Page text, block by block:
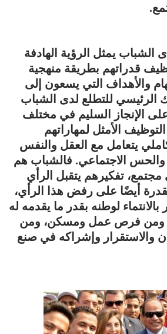
الشباب يمثل الرؤية الهادفة
قدراتهم بطريقة منهجية
والأهداف التي يسعون إلى
الرئيسي للتطلع لدى الشباب
الإنجاز السليم في مختلف
الأمثل لمهاراتهم
يتعامل مع العقل والنفس
الاجتماعي. فالشباب هم
تفكيرهم يتقبل الرأي
أيضًا على رفض هذا الرأي،
لوطنه بقدر ما يقدمه له
ومن فرص عمل ومسكن، ومن
والاستقرار وإشراكه في صنع